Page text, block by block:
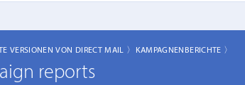
VERSIONEN VON DIRECT MAIL 〉 KAMPAGNENBERICHTE 〉
reports